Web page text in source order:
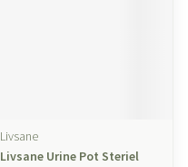
Livsane
Livsane Urine Pot Steriel